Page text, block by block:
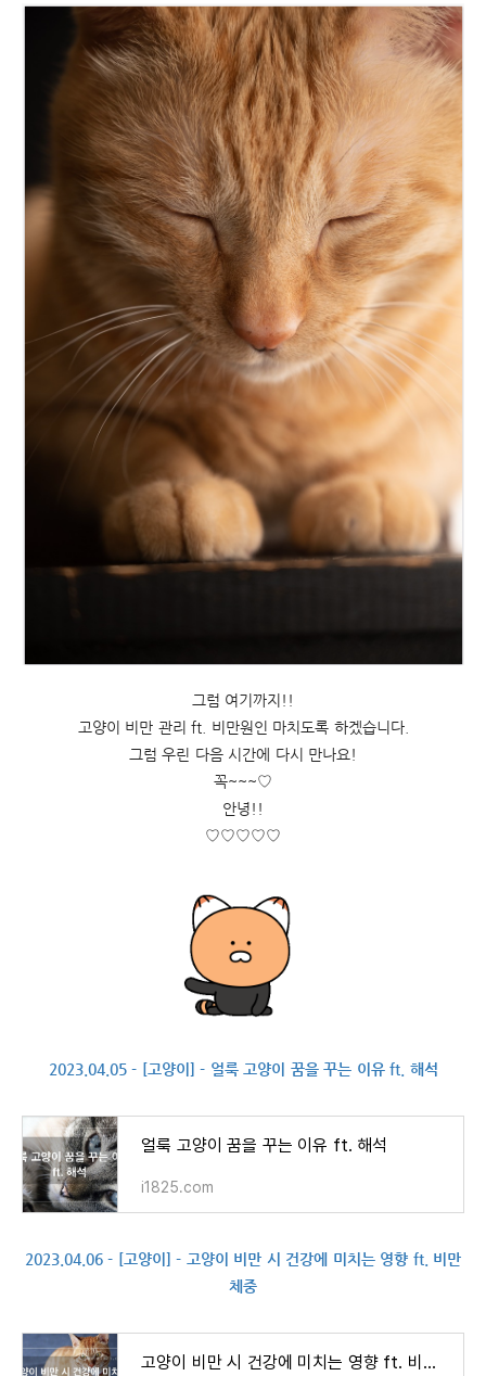
그럼 여기까지!!
고양이 비만 관리 ft. 비만원인 마치도록 하겠습니다.
그럼 우린 다음 시간에 다시 만나요!
꼭~~~♡
안녕!!
♡♡♡♡♡
2023.04.05 - [고양이] - 얼룩 고양이 꿈을 꾸는 이유 ft. 해석
얼룩 고양이 꿈을 꾸는 이유 ft. 해석
i1825.com
2023.04.06 - [고양이] - 고양이 비만 시 건강에 미치는 영향 ft. 비만
체중
고양이 비만 시 건강에 미치는 영향 ft. 비만체중